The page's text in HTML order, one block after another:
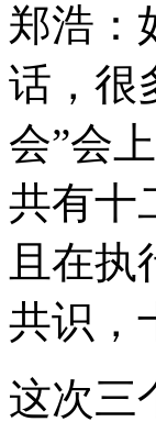
郑浩：
话，很
会”会
共有十
且在
共识，
这次三